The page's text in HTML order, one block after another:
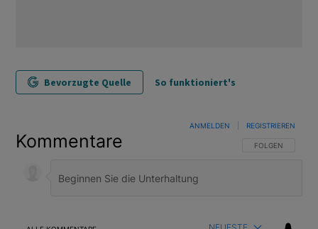
Bevorzugte Quelle So funktioniert's
Kommentare FOLGE DIESER
FOLGEN
ANMELDEN REGISTRIEREN